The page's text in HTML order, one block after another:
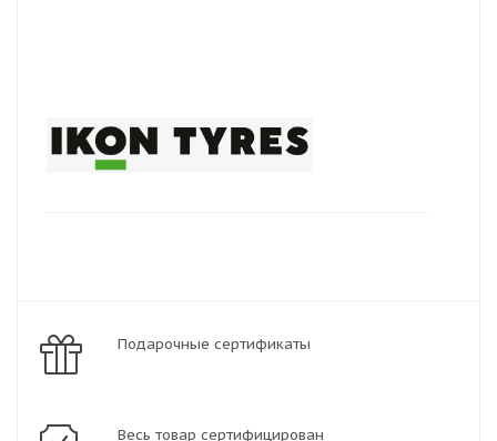
Подарочные сертификаты
Весь товар сертифицирован